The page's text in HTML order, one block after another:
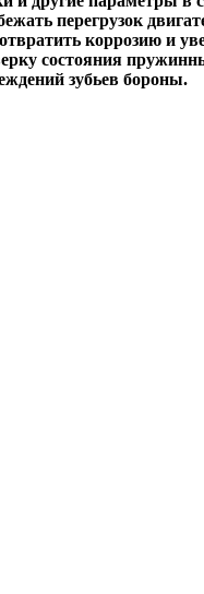
и другие параметры в
перегрузок
коррозию и
состояния